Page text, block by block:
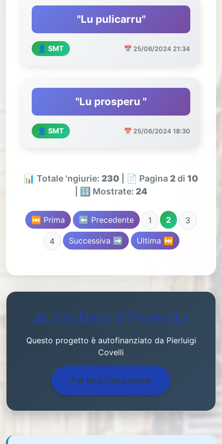
"Lu pulicarru"
👤 SMT 📅 25/06/2024 21:34
"Lu prosperu "
👤 SMT 📅 25/06/2024 18:30
📊 Totale 'ngiurie: 230 | 📄 Pagina 2di 10
| 🔢 Mostrate: 24
⏮️ Prima ⬅️ Precedente 1 2 3
4 Successiva ➡️ Ultima ⏭️
🙏 Sostieni il Progetto
Questo progetto è autofinanziato da Pierluigi
Covelli
Fai una Donazione